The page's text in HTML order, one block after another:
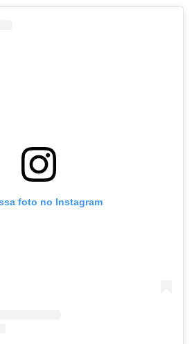
foto no Instagram